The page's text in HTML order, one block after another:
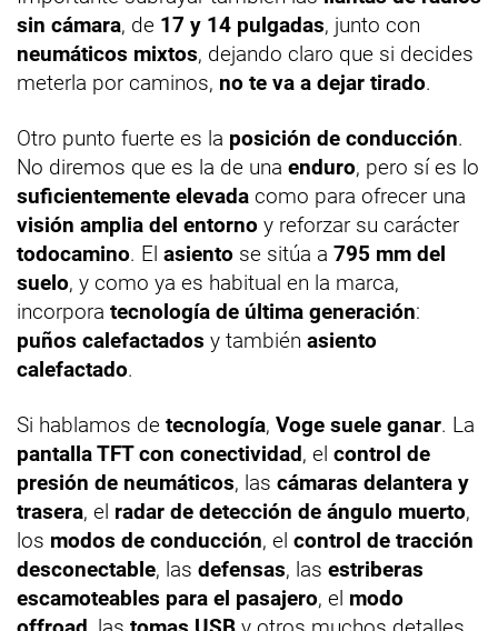
sin cámara, de 17 y 14 pulgadas, junto con
neumáticos mixtos, dejando claro que si decides
meterla por caminos, no te va a dejar tirado.
Otro punto fuerte es la posición de conducción.
No diremos que es la de una enduro, pero sí es lo
suficientemente elevada como para ofrecer una
visión amplia del entorno y reforzar su carácter
todocamino. El asiento se sitúa a 795 mm del
suelo, y como ya es habitual en la marca,
incorpora tecnología de última generación:
puños calefactados y también asiento
calefactado.
Si hablamos de tecnología, Voge suele ganar. La
pantalla TFT con conectividad, el control de
presión de neumáticos, las cámaras delantera y
trasera, el radar de detección de ángulo muerto,
los modos de conducción, el control de tracción
desconectable, las defensas, las estriberas
escamoteables para el pasajero, el modo